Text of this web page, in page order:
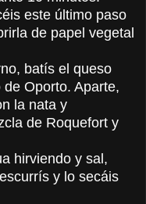
este último paso
de papel vegetal
batís el queso
Oporto. Aparte,
la nata y
de Roquefort y
hirviendo y sal,
y lo secáis